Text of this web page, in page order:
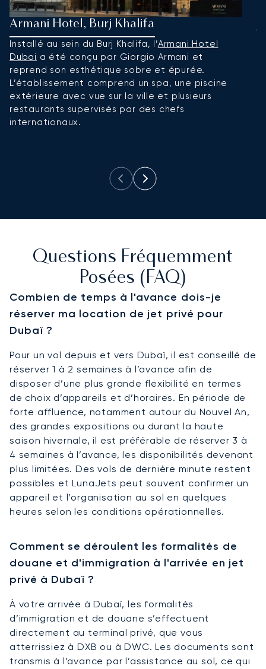
Armani Hotel, Burj Khalifa
Installé au sein du Burj Khalifa, l’Armani Hotel
Dubai a été conçu par Giorgio Armani et
reprend son esthétique sobre et épurée.
L’établissement comprend un spa, une piscine
extérieure avec vue sur la ville et plusieurs
restaurants supervisés par des chefs
internationaux.
Questions Fréquemment
Posées (FAQ)
Combien de temps à l'avance dois-je
réserver ma location de jet privé pour
Dubaï ?
Pour un vol depuis et vers Dubaï, il est conseillé de
réserver 1 à 2 semaines à l’avance afin de
disposer d’une plus grande flexibilité en termes
de choix d’appareils et d’horaires. En période de
forte affluence, notamment autour du Nouvel An,
des grandes expositions ou durant la haute
saison hivernale, il est préférable de réserver 3 à
4 semaines à l’avance, les disponibilités devenant
plus limitées. Des vols de dernière minute restent
possibles et LunaJets peut souvent confirmer un
appareil et l’organisation au sol en quelques
heures selon les conditions opérationnelles.
Comment se déroulent les formalités de
douane et d'immigration à l'arrivée en jet
privé à Dubaï ?
À votre arrivée à Dubaï, les formalités
d’immigration et de douane s’effectuent
directement au terminal privé, que vous
atterrissiez à DXB ou à DWC. Les documents sont
transmis à l’avance par l’assistance au sol, ce qui